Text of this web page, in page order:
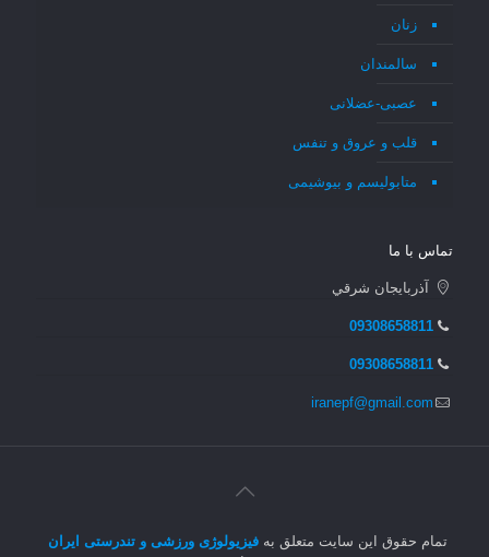
زنان
سالمندان
عصبی-عضلانی
قلب و عروق و تنفس
متابولیسم و بیوشیمی
تماس با ما
آذربايجان شرقي
09308658811
09308658811
iranepf@gmail.com
تمام حقوق این سایت متعلق بهفیزیولوژی ورزشی و تندرستی ایران